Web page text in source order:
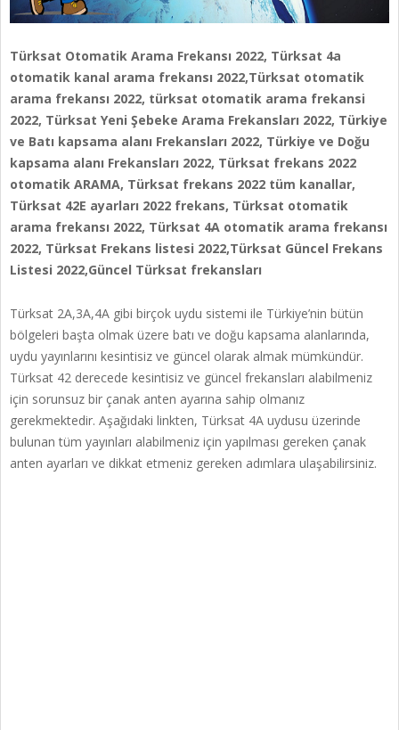
Türksat Otomatik Arama Frekansı 2022, Türksat 4a
otomatik kanal arama frekansı 2022,Türksat otomatik
arama frekansı 2022, türksat otomatik arama frekansi
2022, Türksat Yeni Şebeke Arama Frekansları 2022, Türkiye
ve Batı kapsama alanı Frekansları 2022, Türkiye ve Doğu
kapsama alanı Frekansları 2022, Türksat frekans 2022
otomatik ARAMA, Türksat frekans 2022 tüm kanallar,
Türksat 42E ayarları 2022 frekans, Türksat otomatik
arama frekansı 2022, Türksat 4A otomatik arama frekansı
2022, Türksat Frekans listesi 2022,Türksat Güncel Frekans
Listesi 2022,Güncel Türksat frekansları
Türksat 2A,3A,4A gibi birçok uydu sistemi ile Türkiye’nin bütün
bölgeleri başta olmak üzere batı ve doğu kapsama alanlarında,
uydu yayınlarını kesintisiz ve güncel olarak almak mümkündür.
Türksat 42 derecede kesintisiz ve güncel frekansları alabilmeniz
için sorunsuz bir çanak anten ayarına sahip olmanız
gerekmektedir. Aşağıdaki linkten, Türksat 4A uydusu üzerinde
bulunan tüm yayınları alabilmeniz için yapılması gereken çanak
anten ayarları ve dikkat etmeniz gereken adımlara ulaşabilirsiniz.